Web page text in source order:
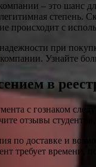
– это шанс
степень.
с
надежности при
Узнайте
в
с гознаком
отзывы
по доставке и
требует времени,